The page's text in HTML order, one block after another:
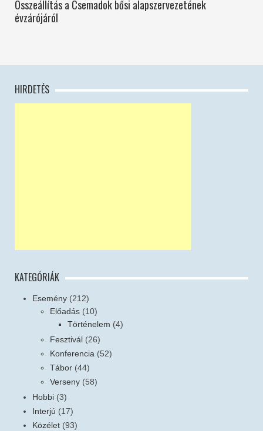
Összeállítás a Csemadok bősi alapszervezetének
évzárójáról
HIRDETÉS
KATEGÓRIÁK
Esemény (212)
Előadás (10)
Történelem (4)
Fesztivál (26)
Konferencia (52)
Tábor (44)
Verseny (58)
Hobbi (3)
Interjú (17)
Közélet (93)